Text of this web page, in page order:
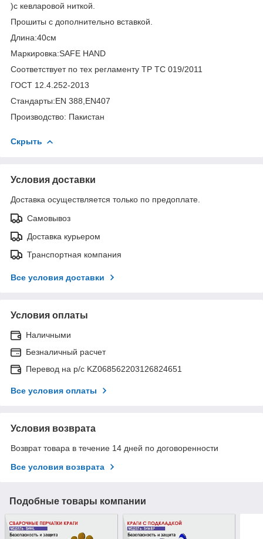
)с кевларовой ниткой.
Прошиты с дополнительно вставкой.
Длина:40см
Маркировка:SAFE HAND
Соответствует по тех регламенту ТР ТС 019/2011
ГОСТ 12.4.252-2013
Стандарты:EN 388,EN407
Производство: Пакистан
Скрыть
Условия доставки
Доставка осуществляется только по предоплате.
Самовывоз
Доставка курьером
Транспортная компания
Все условия доставки
Условия оплаты
Наличными
Безналичный расчет
Перевод на р/с KZ068562203126824651
Все условия оплаты
Условия возврата
Возврат товара в течение 14 дней по договоренности
Все условия возврата
Подобные товары компании